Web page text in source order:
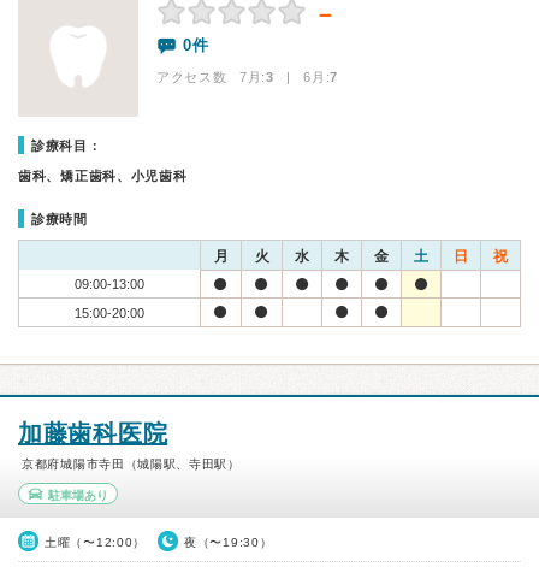
－
0件
アクセス数 7月:3 | 6月:7
診療科目：
歯科、矯正歯科、小児歯科
診療時間
月 火 水 木 金 土 日 祝
09:00-13:00
15:00-20:00
加藤歯科医院
京都府城陽市寺田（城陽駅、寺田駅）
駐車場あり
土曜（〜12:00） 夜（〜19:30）